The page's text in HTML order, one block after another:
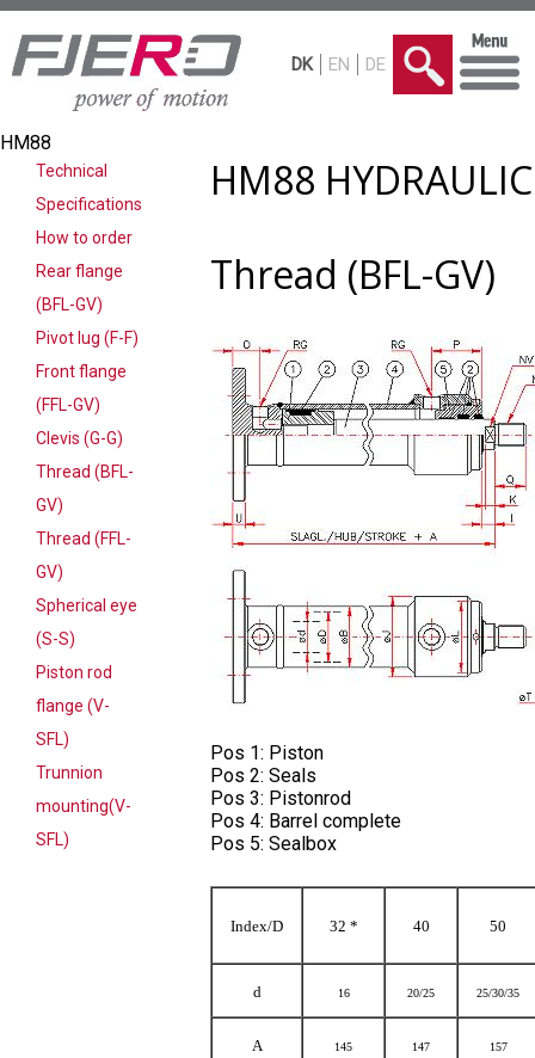
HM88
Technical
Specifications
How to order
Rear flange
(BFL-GV)
Pivot lug (F-F)
Front flange
(FFL-GV)
Clevis (G-G)
Thread (BFL-
GV)
Thread (FFL-
GV)
Spherical eye
(S-S)
Piston rod
flange (V-
SFL)
Trunnion
mounting(V-
SFL)
HM88
Thread (BFL-GV)
Pos 1: Piston
Pos 2: Seals
Pos 3: Pistonrod
Pos 4: Barrel complete
Pos 5: Sealbox
Index/D 32 * 40 50
d 16 20/25 25/30/35
A 145 147 157
DK EN DE